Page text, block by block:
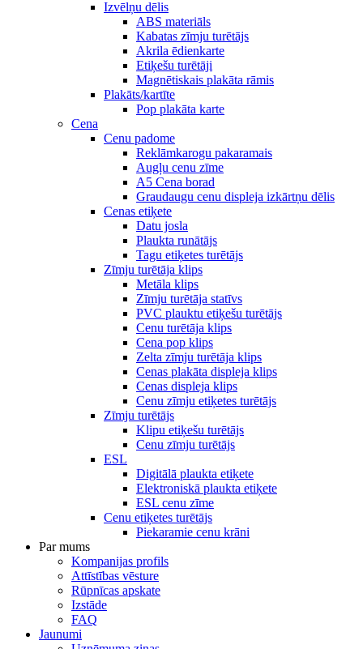
Izvēlņu dēlis
ABS materiāls
Kabatas zīmju turētājs
Akrila ēdienkarte
Etiķešu turētāji
Magnētiskais plakāta rāmis
Plakāts/kartīte
Pop plakāta karte
Cena
Cenu padome
Reklāmkarogu pakaramais
Augļu cenu zīme
A5 Cena borad
Graudaugu cenu displeja izkārtņu dēlis
Cenas etiķete
Datu josla
Plaukta runātājs
Tagu etiķetes turētājs
Zīmju turētāja klips
Metāla klips
Zīmju turētāja statīvs
PVC plauktu etiķešu turētājs
Cenu turētāja klips
Cena pop klips
Zelta zīmju turētāja klips
Cenas plakāta displeja klips
Cenas displeja klips
Cenu zīmju etiķetes turētājs
Zīmju turētājs
Klipu etiķešu turētājs
Cenu zīmju turētājs
ESL
Digitālā plaukta etiķete
Elektroniskā plaukta etiķete
ESL cenu zīme
Cenu etiķetes turētājs
Piekaramie cenu krāni
Par mums
Kompanijas profils
Attīstības vēsture
Rūpnīcas apskate
Izstāde
FAQ
Jaunumi